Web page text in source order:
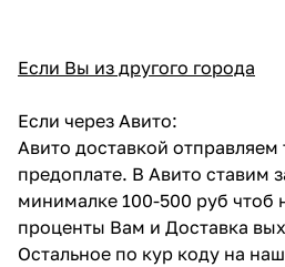
Если Вы из другого города
Если через Авито:
Авито доставкой отправляем
предоплате. В Авито ставим
минималке 100-500 руб чтоб
проценты Вам и Доставка
Остальное по кур коду на